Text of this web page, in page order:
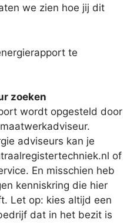
we zien hoe jij dit
te
zoeken
wordt opgesteld door
adviseurs kan je
of
En misschien heb
kenniskring die hier
Let op: kies altijd een
dat in het bezit is